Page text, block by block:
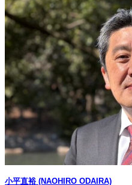
小平直裕 (NAOHIRO ODAIRA)